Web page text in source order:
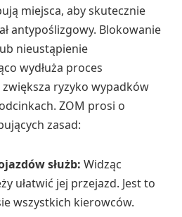
miejsca, aby skutecznie
antypoślizgowy. Blokowanie
nieustąpienie
wydłuża proces
ryzyko wypadków
ZOM prosi o
zasad:
służb: Widząc
ułatwić jej przejazd. Jest to
wszystkich kierowców.